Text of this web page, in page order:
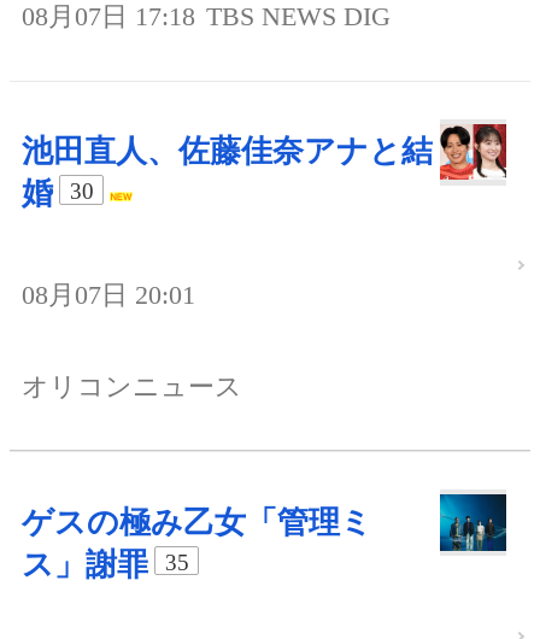
08月07日 17:18 TBS NEWS DIG
池田直人、佐藤佳奈アナと結
婚
30
08月07日 20:01
オリコンニュース
ゲスの極み乙女「管理ミ
ス」謝罪
35